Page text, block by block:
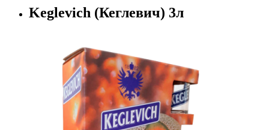
Keglevich (Кеглевич) 3л